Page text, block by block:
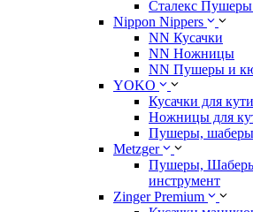
Сталекс
Nippon Nippers
NN Кусачки
NN Ножницы
NN Пушеры и
YOKO
Кусачки для
Ножницы для
Пушеры,
Metzger
Пушеры,
инструмент
Zinger Premium